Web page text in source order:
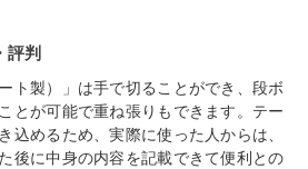
評判
ト製）」は手で切ることができ、段ボ
とが可能で重ね張りもできます。テー
込めるため、実際に使った人からは、
後に中身の内容を記載できて便利との